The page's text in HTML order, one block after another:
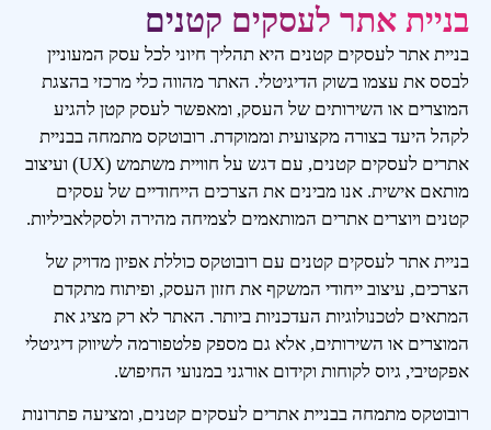
בניית אתר לעסקים קטנים
בניית אתר לעסקים קטנים היא תהליך חיוני לכל עסק המעוניין
לבסס את עצמו בשוק הדיגיטלי. האתר מהווה כלי מרכזי בהצגת
המוצרים או השירותים של העסק, ומאפשר לעסק קטן להגיע
לקהל היעד בצורה מקצועית וממוקדת. רובוטקס מתמחה בבניית
אתרים לעסקים קטנים, עם דגש על חוויית משתמש (UX) ועיצוב
מותאם אישית. אנו מבינים את הצרכים הייחודיים של עסקים
קטנים ויוצרים אתרים המותאמים לצמיחה מהירה ולסקלאביליות.
בניית אתר לעסקים קטנים עם רובוטקס כוללת אפיון מדויק של
הצרכים, עיצוב ייחודי המשקף את חזון העסק, ופיתוח מתקדם
המתאים לטכנולוגיות העדכניות ביותר. האתר לא רק מציג את
המוצרים או השירותים, אלא גם מספק פלטפורמה לשיווק דיגיטלי
אפקטיבי, גיוס לקוחות וקידום אורגני במנועי החיפוש.
רובוטקס מתמחה בבניית אתרים לעסקים קטנים, ומציעה פתרונות